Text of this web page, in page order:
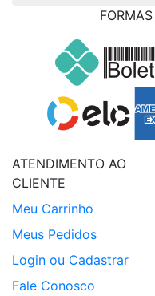
ATENDIMENTO AO
CLIENTE
Meu Carrinho
Meus Pedidos
Login ou Cadastrar
Fale Conosco